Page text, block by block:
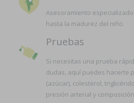
Asesoramiento
hasta la madurez del niño.
Pruebas
Si necesitas una prueba
dudas, aquí puedes hacerte
(azúcar), colesterol,
presión arterial y